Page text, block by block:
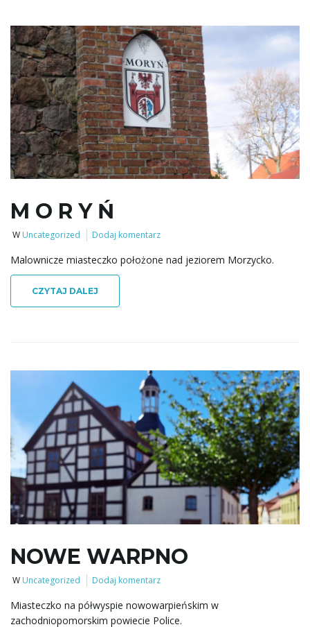
M O R Y Ń
W Uncategorized Dodaj komentarz
Malownicze miasteczko położone nad jeziorem Morzycko.
CZYTAJ DALEJ
NOWE WARPNO
W Uncategorized Dodaj komentarz
Miasteczko na półwyspie nowowarpieńskim w
zachodniopomorskim powiecie Police.